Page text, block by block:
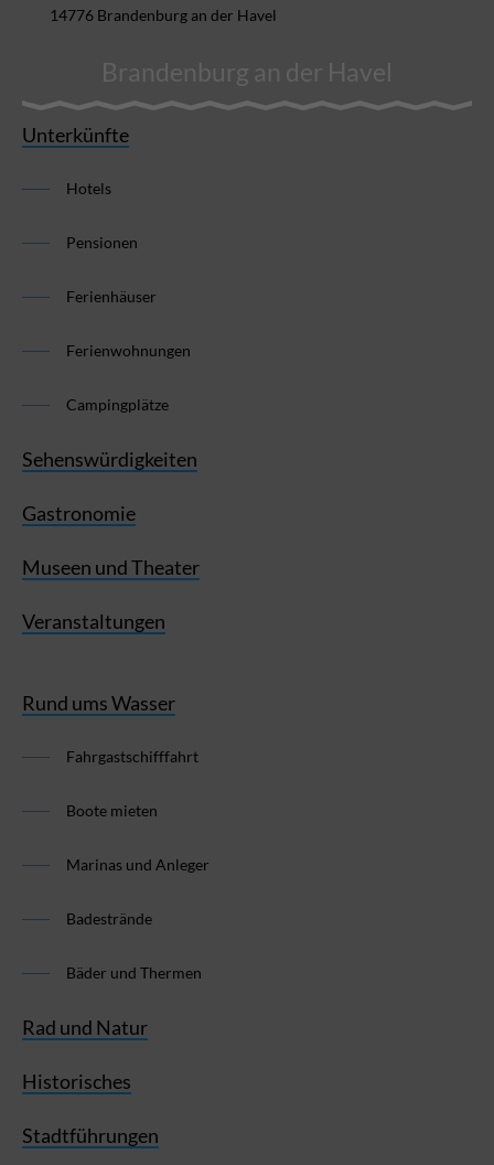
14776 Brandenburg an der Havel
Brandenburg an der Havel
Unterkünfte
Hotels
Pensionen
Ferienhäuser
Ferienwohnungen
Campingplätze
Sehenswürdigkeiten
Gastronomie
Museen und Theater
Veranstaltungen
Rund ums Wasser
Fahrgastschifffahrt
Boote mieten
Marinas und Anleger
Badestrände
Bäder und Thermen
Rad und Natur
Historisches
Stadtführungen